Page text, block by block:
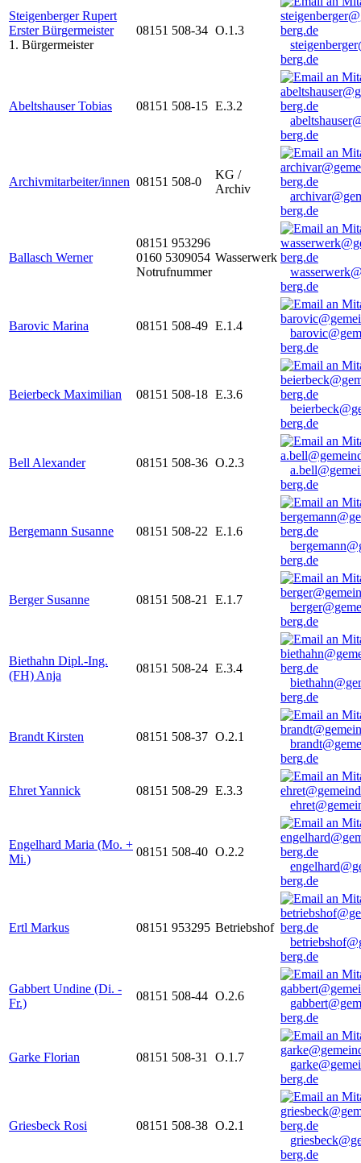
Steigenberger Rupert
Erster Bürgermeister
1. Bürgermeister
08151 508-34 O.1.3
berg.de
Abeltshauser Tobias 08151 508-15 E.3.2
berg.de
Archivmitarbeiter/innen 08151 508-0
KG /
Archiv
berg.de
Ballasch Werner
08151 953296
0160 5309054
Notrufnummer
Wasserwerk
berg.de
Barovic Marina 08151 508-49 E.1.4
berg.de
Beierbeck Maximilian 08151 508-18 E.3.6
berg.de
Bell Alexander 08151 508-36 O.2.3
berg.de
Bergemann Susanne 08151 508-22 E.1.6
berg.de
Berger Susanne 08151 508-21 E.1.7
berg.de
Biethahn Dipl.-Ing.
(FH) Anja
08151 508-24 E.3.4
berg.de
Brandt Kirsten 08151 508-37 O.2.1
berg.de
Ehret Yannick 08151 508-29 E.3.3
Engelhard Maria (Mo. +
Mi.)
08151 508-40 O.2.2
berg.de
Ertl Markus 08151 953295 Betriebshof
berg.de
Gabbert Undine (Di. -
Fr.)
08151 508-44 O.2.6
berg.de
Garke Florian 08151 508-31 O.1.7
berg.de
Griesbeck Rosi 08151 508-38 O.2.1
berg.de